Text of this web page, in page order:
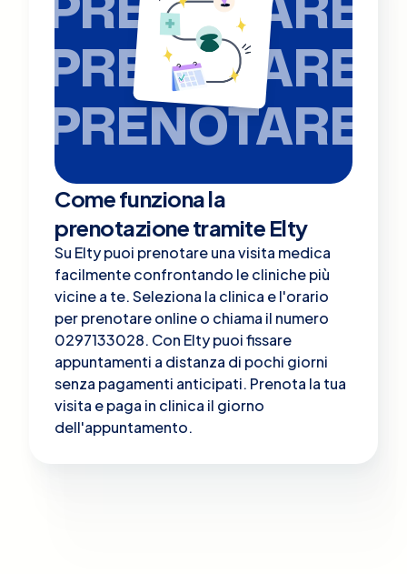
PRENOTARE
PRENOTARE
Come funziona la
prenotazione tramite Elty
Su Elty puoi prenotare una visita medica
facilmente confrontando le cliniche più
vicine a te. Seleziona la clinica e l'orario
per prenotare online o chiama il numero
0297133028. Con Elty puoi fissare
appuntamenti a distanza di pochi giorni
senza pagamenti anticipati. Prenota la tua
visita e paga in clinica il giorno
dell'appuntamento.